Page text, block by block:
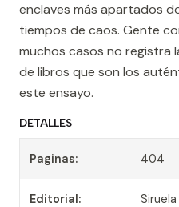
enclaves más apartados
tiempos de caos. Gente
muchos casos no registra
de libros que son los
este ensayo.
DETALLES
Paginas: 404
Editorial: Siruela